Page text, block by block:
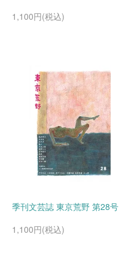
1,100円(税込)
季刊文芸誌 東京荒野 第28号
1,100円(税込)